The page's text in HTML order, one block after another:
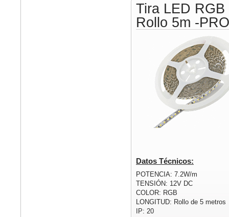
Tira LED
Rollo 5m -
Datos Técnicos:
POTENCIA: 7.2W/m
TENSIÓN: 12V DC
COLOR: RGB
LONGITUD: Rollo de 5 metros
IP: 20